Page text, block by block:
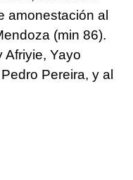
amonestación al
(min 86).
Afriyie, Yayo
Pereira, y al